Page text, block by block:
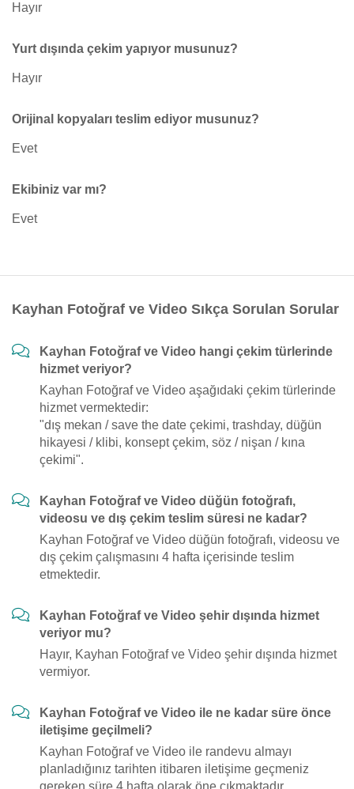
Hayır
Yurt dışında çekim yapıyor musunuz?
Hayır
Orijinal kopyaları teslim ediyor musunuz?
Evet
Ekibiniz var mı?
Evet
Kayhan Fotoğraf ve Video Sıkça Sorulan Sorular
Kayhan Fotoğraf ve Video hangi çekim türlerinde
hizmet veriyor?
Kayhan Fotoğraf ve Video aşağıdaki çekim türlerinde
hizmet vermektedir:
"dış mekan / save the date çekimi, trashday, düğün
hikayesi / klibi, konsept çekim, söz / nişan / kına
çekimi".
Kayhan Fotoğraf ve Video düğün fotoğrafı,
videosu ve dış çekim teslim süresi ne kadar?
Kayhan Fotoğraf ve Video düğün fotoğrafı, videosu ve
dış çekim çalışmasını 4 hafta içerisinde teslim
etmektedir.
Kayhan Fotoğraf ve Video şehir dışında hizmet
veriyor mu?
Hayır, Kayhan Fotoğraf ve Video şehir dışında hizmet
vermiyor.
Kayhan Fotoğraf ve Video ile ne kadar süre önce
iletişime geçilmeli?
Kayhan Fotoğraf ve Video ile randevu almayı
planladığınız tarihten itibaren iletişime geçmeniz
gereken süre 4 hafta olarak öne çıkmaktadır.